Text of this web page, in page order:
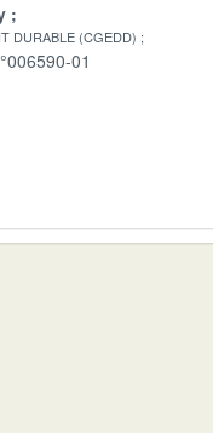
DURABLE (CGEDD)
01